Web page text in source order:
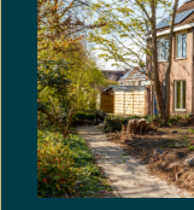
de meting
volgende
Het is koper
dan 40 jaar oud
aan de
aanzienlijk lager